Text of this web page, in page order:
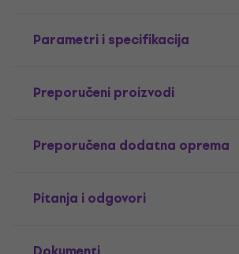
Parametri i specifikacija
Preporučeni proizvodi
Preporučena dodatna oprema
Pitanja i odgovori